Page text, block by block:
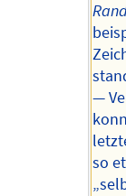
—
so